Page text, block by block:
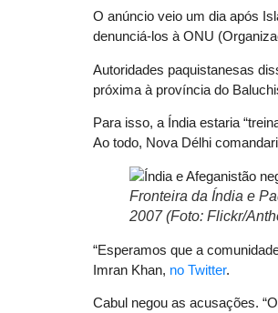
O anúncio veio um dia após
denunciá-los à ONU
Autoridades paquistanesas
próxima à província do
Para isso, a Índia estaria
Ao todo, Nova Délhi
Fronteira da Índia e
2007 (Foto: Flickr/
“Esperamos que a
Imran Khan, no Twitter.
Cabul negou as acusações.